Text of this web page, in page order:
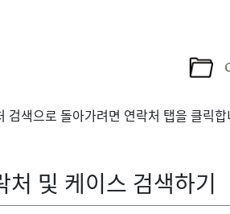
검색으로 돌아가려면 연락처 탭을 클릭합
처 및 케이스 검색하기